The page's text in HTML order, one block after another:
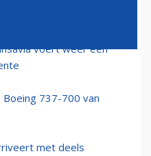
737-700's uit
voert weer een
737-700 van
met deels